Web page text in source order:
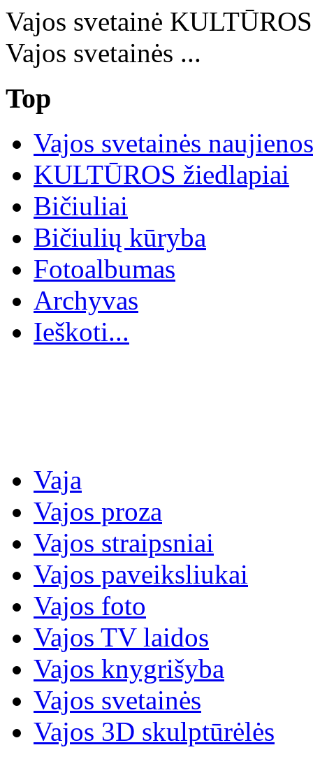
Vajos svetainė
Vajos svetainės ...
Top
Vajos svetainės naujienos
KULTŪROS žiedlapiai
Bičiuliai
Bičiulių kūryba
Fotoalbumas
Archyvas
Ieškoti...
Vaja
Vajos proza
Vajos straipsniai
Vajos paveiksliukai
Vajos foto
Vajos TV laidos
Vajos knygrišyba
Vajos svetainės
Vajos 3D skulptūrėlės